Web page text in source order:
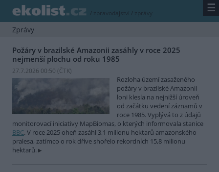
/ zpravodajství / zprávy ☰
Zprávy
Požáry v brazilské Amazonii zasáhly v roce 2025
nejmenší plochu od roku 1985
27.7.2026 00:50 (ČTK)
Rozloha území zasaženého
požáry v brazilské Amazonii
loni klesla na nejnižší úroveň
od začátku vedení záznamů v
roce 1985. Vyplývá to z údajů
monitorovací iniciativy MapBiomas, o kterých informovala stanice
BBC. V roce 2025 oheň zasáhl 3,1 milionu hektarů amazonského
pralesa, zatímco o rok dříve shořelo rekordních 15,8 milionu
hektarů.